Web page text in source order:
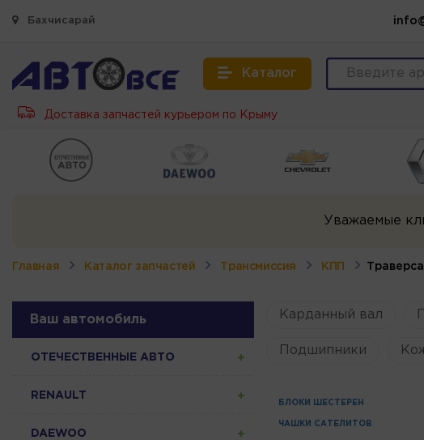
Бахчисарай
Каталог
Доставка запчастей курьером по Крыму
Уважаемые
Главная Каталог запчастей Трансмиссия КПП Траверса
Ваш автомобиль
ОТЕЧЕСТВЕННЫЕ АВТО
RENAULT
DAEWOO
Карданный вал
Подшипники
БЛОКИ ШЕСТЕРЕН
ЧАШКИ САТЕЛИТОВ